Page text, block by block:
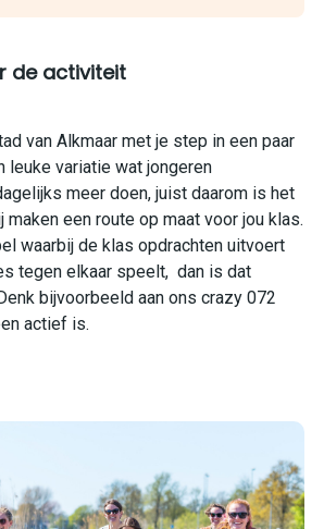
de activiteit
van Alkmaar met je step in een paar
leuke variatie wat jongeren
meer doen, juist daarom is het
maken een route op maat voor jou klas.
waarbij de klas opdrachten uitvoert
tegen elkaar speelt, dan is dat
bijvoorbeeld aan ons crazy 072
actief is.